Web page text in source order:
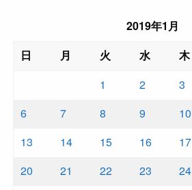
2019年1月
日
月 火 水 木
1
2 3
6
7 8 9 10
13
14 15 16 17
20
21 22 23 24